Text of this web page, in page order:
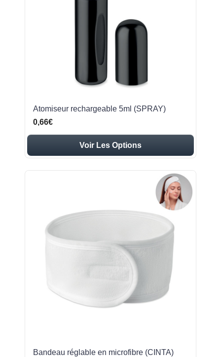
Atomiseur rechargeable 5ml (SPRAY)
0,66€
Voir Les Options
Bandeau réglable en microfibre (CINTA)